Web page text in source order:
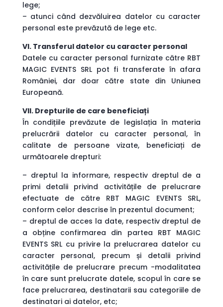
lege;
– atunci când dezvăluirea datelor cu caracter
personal este prevăzută de lege etc.
VI. Transferul datelor cu caracter personal
Datele cu caracter personal furnizate către RBT
MAGIC EVENTS SRL pot fi transferate în afara
României, dar doar către state din Uniunea
Europeană.
VII. Drepturile de care beneficiați
În condițiile prevăzute de legislația în materia
prelucrării datelor cu caracter personal, în
calitate de persoane vizate, beneficiați de
următoarele drepturi:
– dreptul la informare, respectiv dreptul de a
primi detalii privind activitățile de prelucrare
efectuate de către RBT MAGIC EVENTS SRL,
conform celor descrise în prezentul document;
– dreptul de acces la date, respectiv dreptul de
a obține confirmarea din partea RBT MAGIC
EVENTS SRL cu privire la prelucrarea datelor cu
caracter personal, precum și detalii privind
activitățile de prelucrare precum -modalitatea
în care sunt prelucrate datele, scopul în care se
face prelucrarea, destinatarii sau categoriile de
destinatari ai datelor, etc;